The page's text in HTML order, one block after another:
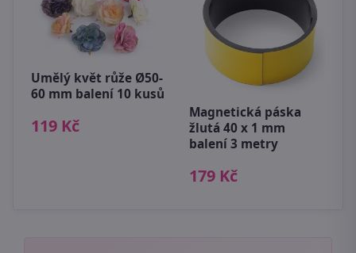
Umělý květ růže Ø50-
60 mm balení 10 kusů
119 Kč
Magnetická páska
žlutá 40 x 1 mm
balení 3 metry
179 Kč